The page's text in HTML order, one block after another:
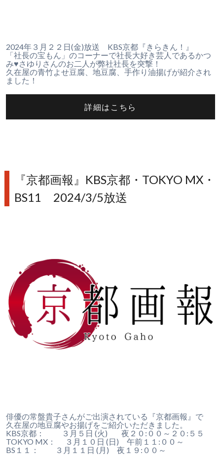
2024年３月２２日(金)放送 KBS京都『きらきん！』
「社長の宝もん」のコーナーで社長大好き芸人であるかつ
み♥さゆりさんのお二人が弊社社長を突撃！
久在屋の青竹よせ豆腐、地豆腐、手作り油揚げが紹介され
ました！
詳細はこちら
『京都画報』KBS京都・TOKYO MX・
BS11 2024/3/5放送
俳優の常盤貴子さんがご出演されている『京都画報』で
久在屋の地豆腐やお揚げをご紹介いただきました。
KBS京都： ３月５日 (火) 夜２０:００～２０:５５
TOKYO MX： ３月１０日 (日) 午前１１:００～
BS１１： ３月１１日 (月) 夜１９:００～